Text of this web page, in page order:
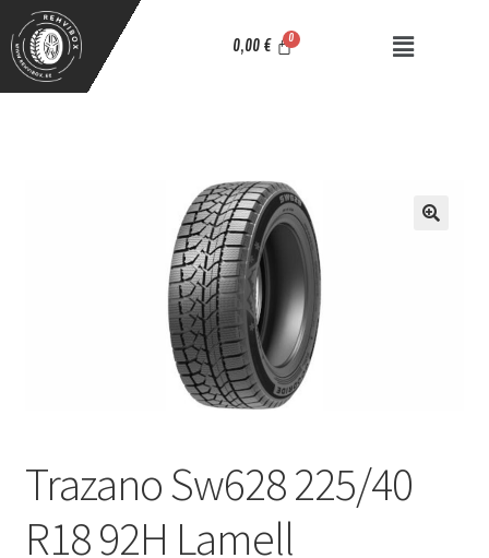
0,00 €
Trazano Sw628 225/40
R18 92H Lamell